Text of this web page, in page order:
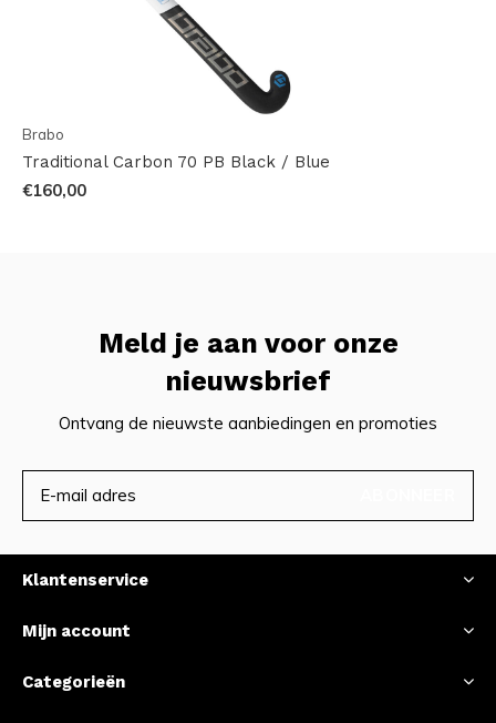
Brabo
Traditional Carbon 70 PB Black / Blue
€160,00
Meld je aan voor onze
nieuwsbrief
Ontvang de nieuwste aanbiedingen en promoties
Klantenservice
Mijn account
Categorieën